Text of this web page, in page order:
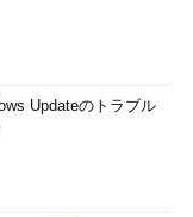
Updateのトラブル